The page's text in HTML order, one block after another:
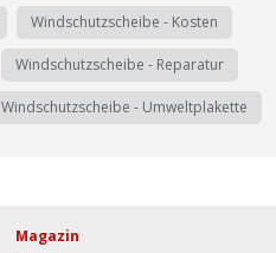
Windschutzscheibe - Kosten
Windschutzscheibe - Reparatur
Windschutzscheibe - Umweltplakette
Magazin